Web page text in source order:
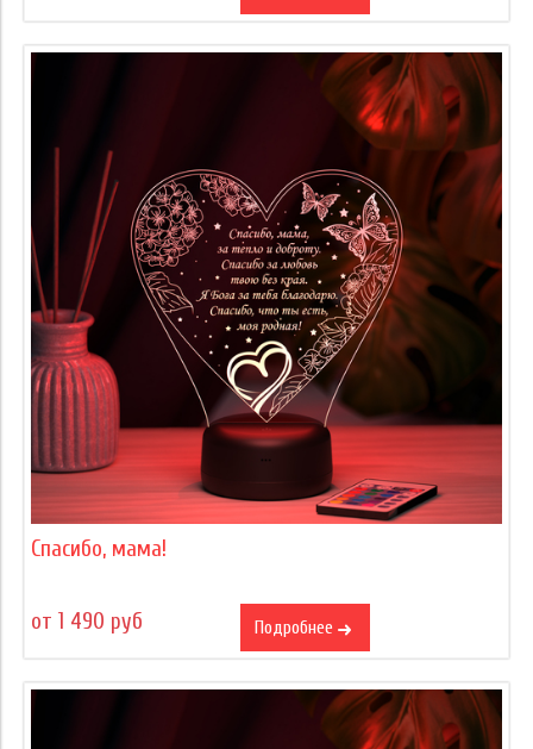
Спасибо, мама!
от 1 490 руб Подробнее